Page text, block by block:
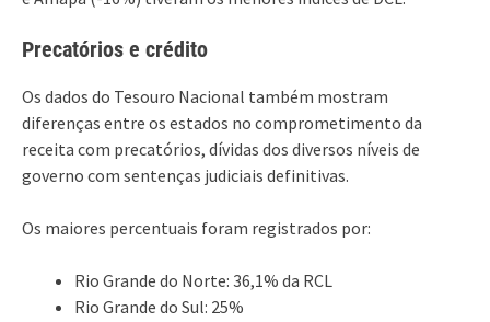
Precatórios e crédito
Os dados do Tesouro Nacional também mostram
diferenças entre os estados no comprometimento da
receita com precatórios, dívidas dos diversos níveis de
governo com sentenças judiciais definitivas.
Os maiores percentuais foram registrados por:
Rio Grande do Norte: 36,1% da RCL
Rio Grande do Sul: 25%